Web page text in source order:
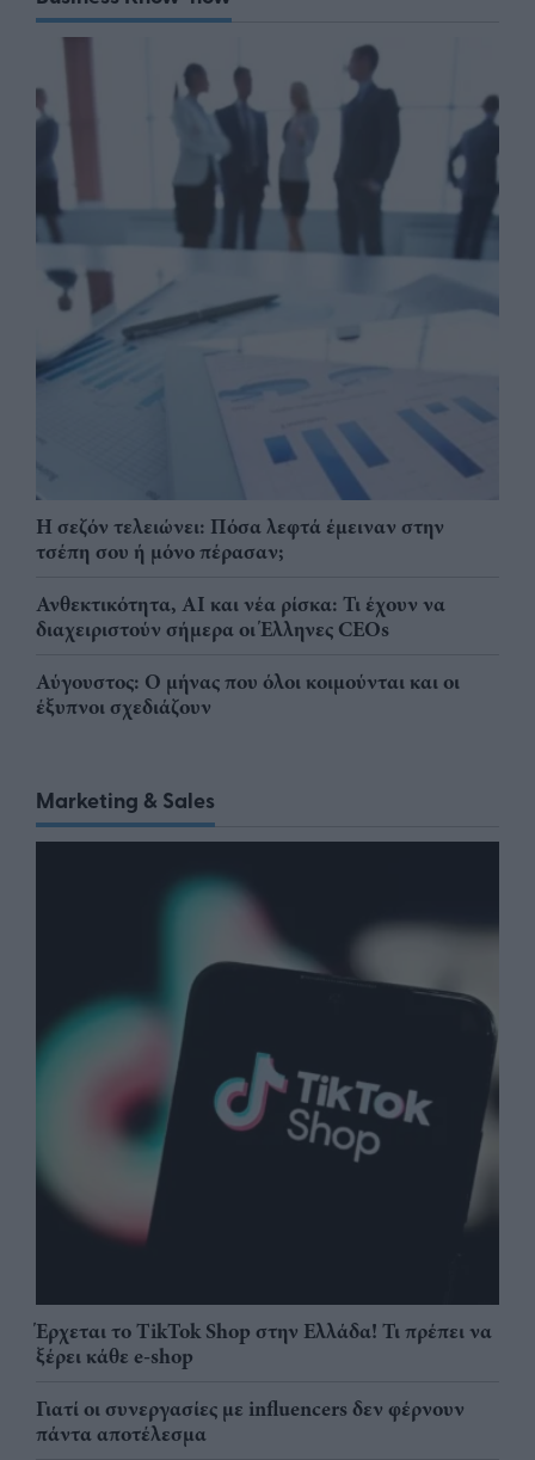
Η σεζόν τελειώνει: Πόσα λεφτά έμειναν στην
τσέπη σου ή μόνο πέρασαν;
Ανθεκτικότητα, AI και νέα ρίσκα: Τι έχουν να
διαχειριστούν σήμερα οι Έλληνες CEOs
Αύγουστος: Ο μήνας που όλοι κοιμούνται και οι
έξυπνοι σχεδιάζουν
Marketing & Sales
Έρχεται το TikTok Shop στην Ελλάδα! Τι πρέπει να
ξέρει κάθε e-shop
Γιατί οι συνεργασίες με influencers δεν φέρνουν
πάντα αποτέλεσμα